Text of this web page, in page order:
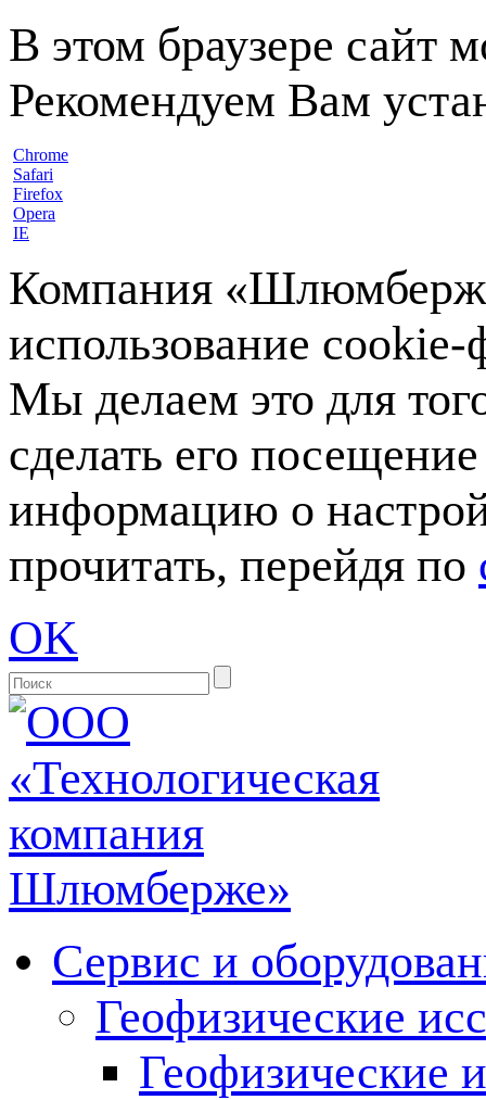
В этом браузере сайт
Рекомендуем Вам
Chrome
Safari
Firefox
Opera
IE
Компания
использование
Мы делаем это для
сделать его
информацию о
прочитать, перейдя по
OK
Сервис и
Геофизические
Геофизические